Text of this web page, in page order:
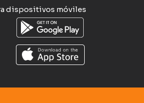
dispositivos móviles